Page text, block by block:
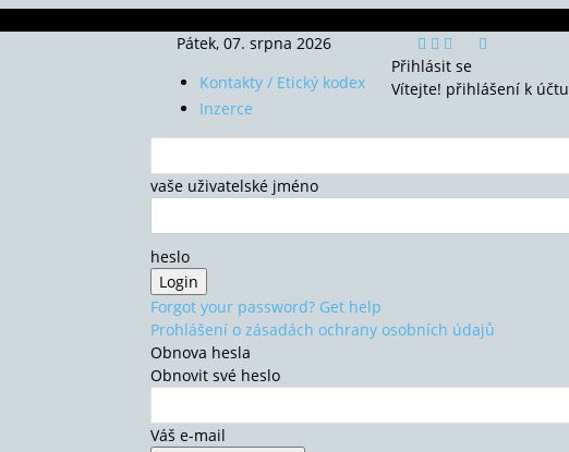
Pátek, 07. srpna 2026
Kontakty / Etický kodex
Inzerce
Přihlásit se
Vítejte! přihlášení k účtu
vaše uživatelské jméno
heslo
Forgot your password? Get help
Prohlášení o zásadách ochrany osobních údajů
Obnova hesla
Obnovit své heslo
Váš e-mail